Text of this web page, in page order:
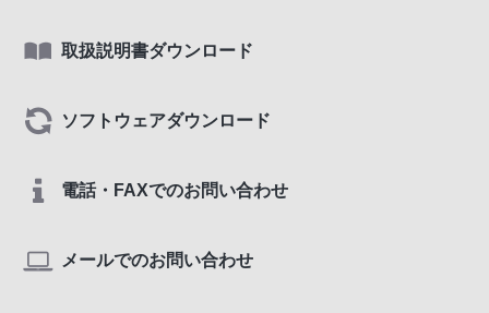
取扱説明書ダウンロード
ソフトウェアダウンロード
電話・FAXでのお問い合わせ
メールでのお問い合わせ